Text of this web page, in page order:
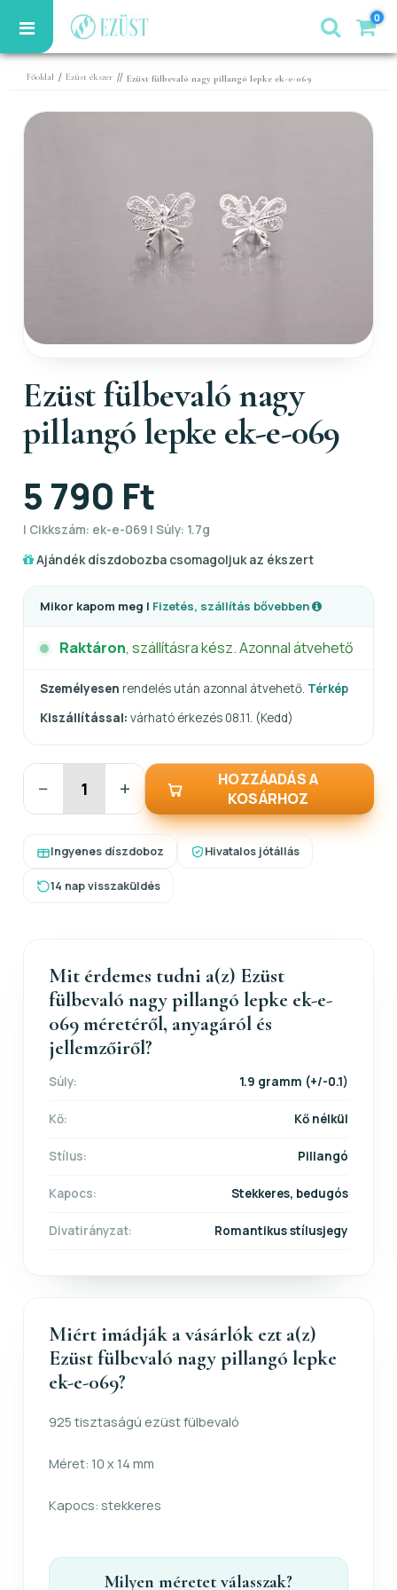
0
Főoldal / Ezüst ékszer // Ezüst fülbevaló nagy pillangó lepke ek-e-069
Ezüst fülbevaló nagy
pillangó lepke ek-e-069
5 790 Ft
| Cikkszám: ek-e-069 | Súly: 1.7g
Ajándék díszdobozba csomagoljuk az ékszert
Mikor kapom meg | Fizetés, szállítás bővebben
Raktáron, szállításra kész. Azonnal átvehető
Személyesen rendelés után azonnal átvehető. Térkép
Kiszállítással: várható érkezés 08.11. (Kedd)
− +
HOZZÁADÁS A
KOSÁRHOZ
Ingyenes díszdoboz Hivatalos jótállás
14 nap visszaküldés
Mit érdemes tudni a(z) Ezüst
fülbevaló nagy pillangó lepke ek-e-
069 méretéről, anyagáról és
jellemzőiről?
Súly: 1.9 gramm (+/-0.1)
Kő: Kő nélkül
Stílus: Pillangó
Kapocs: Stekkeres, bedugós
Divatirányzat: Romantikus stílusjegy
Miért imádják a vásárlók ezt a(z)
Ezüst fülbevaló nagy pillangó lepke
ek-e-069?
925 tisztaságú ezüst fülbevaló
Méret: 10 x 14 mm
Kapocs: stekkeres
Milyen méretet válasszak?